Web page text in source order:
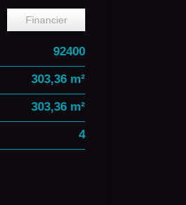
Financier
92400
303,36 m²
303,36 m²
4